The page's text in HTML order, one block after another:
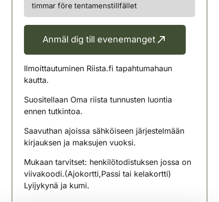
timmar före tentamenstillfället
Anmäl dig till evenemanget
Ilmoittautuminen Riista.fi tapahtumahaun
kautta.
Suositellaan Oma riista tunnusten luontia
ennen tutkintoa.
Saavuthan ajoissa sähköiseen järjestelmään
kirjauksen ja maksujen vuoksi.
Mukaan tarvitset: henkilötodistuksen jossa on
viivakoodi.(Ajokortti,Passi tai kelakortti)
Lyijykynä ja kumi.